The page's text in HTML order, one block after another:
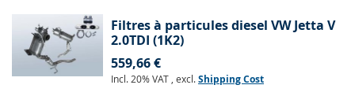
Filtres à particules diesel VW Jetta V
2.0TDI (1K2)
559,66 €
Incl. 20% VAT , excl.Shipping Cost